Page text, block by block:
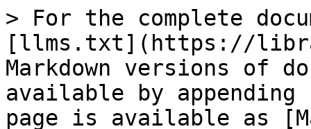
> For the complete
[llms.txt](https://
Markdown versions of
available by
page is available as